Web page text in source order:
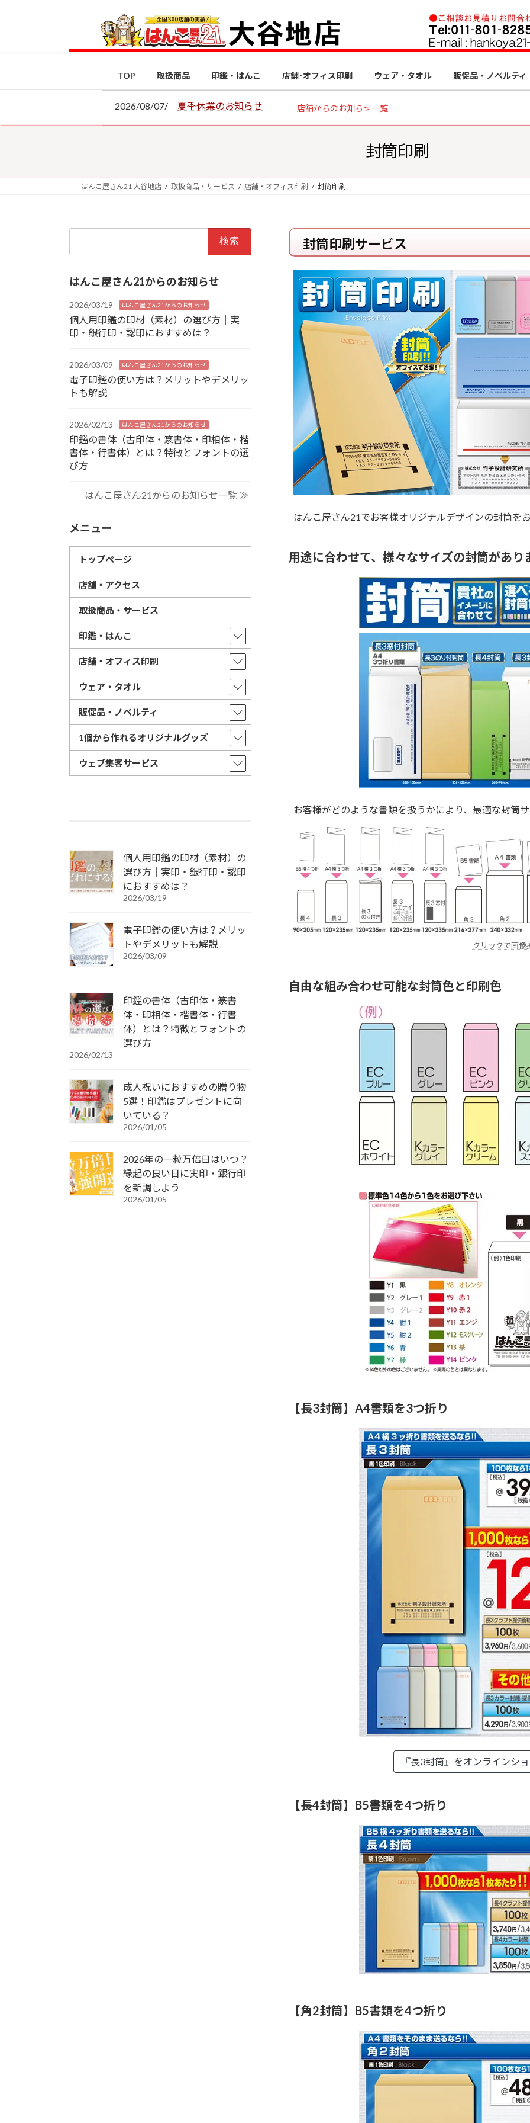
ス
ン
TOP 取扱商品 印鑑・はんこ 店舗･オフィス印刷 ウェア・タオル 販促品・ノベルティ
2026/08/07/ 夏季休業のお知らせ 店舗からのお知らせ一覧
封筒印刷
はんこ屋さん21 大谷地店 取扱商品・サービス 店舗・オフィス印刷 封筒印刷
封筒印刷サービス
はんこ屋さん21でお客様オリジナルデザインの封筒を
用途に合わせて、様々なサイズの封筒があり
お客様がどのような書類を扱うかにより、最適な封筒
クリックで画像
自由な組み合わせ可能な封筒色と印刷色
【長3封筒】A4書類を3つ折り
『長3封筒』をオンラインシ
【長4封筒】B5書類を4つ折り
【角2封筒】B5書類を4つ折り
はんこ屋さん21からのお知らせ
2026/03/19 はんこ屋さん21からのお知らせ
個人用印鑑の印材（素材）の選び方｜実
印・銀行印・認印におすすめは？
2026/03/09 はんこ屋さん21からのお知らせ
電子印鑑の使い方は？メリットやデメリッ
トも解説
2026/02/13 はんこ屋さん21からのお知らせ
印鑑の書体（古印体・篆書体・印相体・楷
書体・行書体）とは？特徴とフォントの選
び方
はんこ屋さん21からのお知らせ一覧 ≫
メニュー
トップページ
店舗・アクセス
取扱商品・サービス
印鑑・はんこ
店舗・オフィス印刷
ウェア・タオル
販促品・ノベルティ
1個から作れるオリジナルグッズ
ウェブ集客サービス
個人用印鑑の印材（素材）の
選び方｜実印・銀行印・認印
におすすめは？
2026/03/19
電子印鑑の使い方は？メリッ
トやデメリットも解説
2026/03/09
印鑑の書体（古印体・篆書
体・印相体・楷書体・行書
体）とは？特徴とフォントの
選び方
2026/02/13
成人祝いにおすすめの贈り物
5選！印鑑はプレゼントに向
いている？
2026/01/05
2026年の一粒万倍日はいつ？
縁起の良い日に実印・銀行印
を新調しよう
2026/01/05